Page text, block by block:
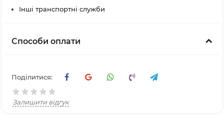
Інші транспортні служби
Способи оплати
Поділитися:
Залишити відгук